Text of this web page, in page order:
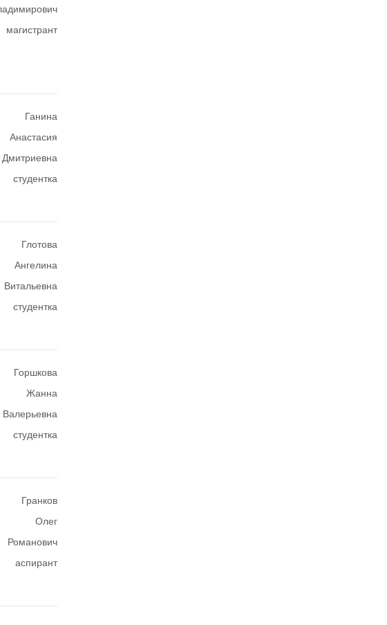
магистрант
Ганина
Анастасия
Дмитриевна
студентка
Глотова
Ангелина
Витальевна
студентка
Горшкова
Жанна
Валерьевна
студентка
Гранков
Олег
Романович
аспирант